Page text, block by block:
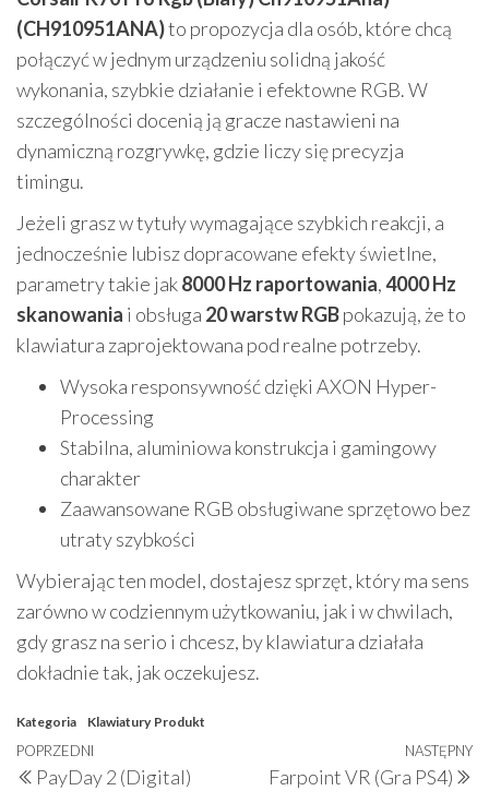
(CH910951ANA)to propozycja dla osób, które chcą
połączyć w jednym urządzeniu solidną jakość
wykonania, szybkie działanie i efektowne RGB. W
szczególności docenią ją gracze nastawieni na
dynamiczną rozgrywkę, gdzie liczy się precyzja
timingu.
Jeżeli grasz w tytuły wymagające szybkich reakcji, a
jednocześnie lubisz dopracowane efekty świetlne,
parametry takie jak8000 Hz raportowania,4000 Hz
skanowania i obsługa 20 warstw RGBpokazują, że to
klawiatura zaprojektowana pod realne potrzeby.
Wysoka responsywność dzięki AXON Hyper-
Processing
Stabilna, aluminiowa konstrukcja i gamingowy
charakter
Zaawansowane RGB obsługiwane sprzętowo bez
utraty szybkości
Wybierając ten model, dostajesz sprzęt, który ma sens
zarówno w codziennym użytkowaniu, jak i w chwilach,
gdy grasz na serio i chcesz, by klawiatura działała
dokładnie tak, jak oczekujesz.
Kategoria Klawiatury Produkt
Nawigacja
wpisu
Poprzedni
wpis
POPRZEDNI
PayDay 2 (Digital)
NASTĘPNY
Farpoint VR (Gra PS4)